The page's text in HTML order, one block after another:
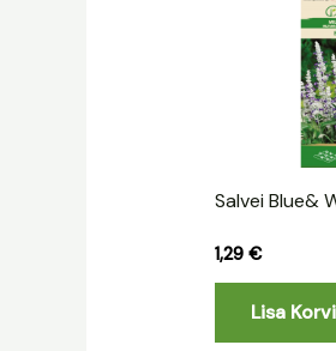
Salvei Blue&
1,29 €
Lisa Korvi